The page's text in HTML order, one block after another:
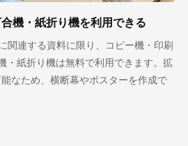
機・紙折り機を利用できる
関連する資料に限り、コピー機・印刷
・紙折り機は無料で利用できます。拡
なため、横断幕やポスターを作成で